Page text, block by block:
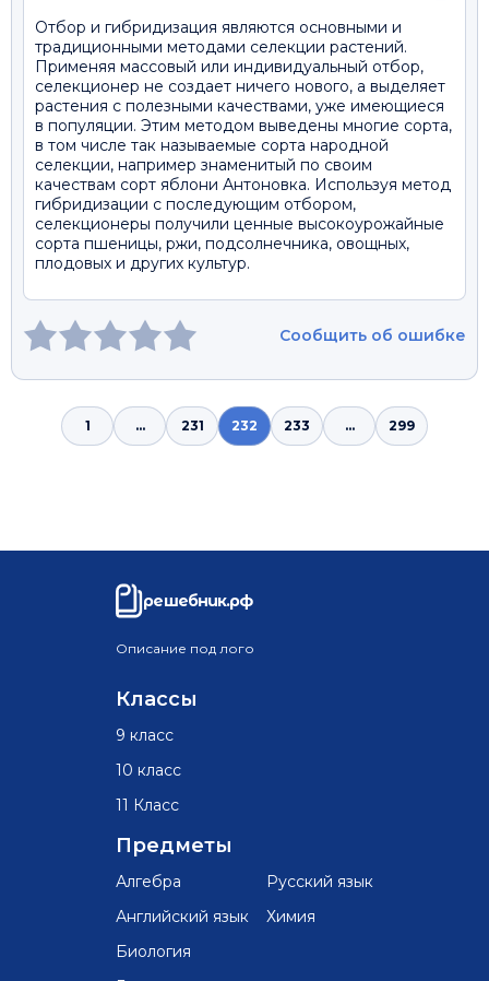
Отбор и гибридизация являются основными и
традиционными методами селекции растений.
Применяя массовый или индивидуальный отбор,
селекционер не создает ничего нового, а выделяет
растения с полезными качествами, уже имеющиеся
в популяции. Этим методом выведены многие сорта,
в том числе так называемые сорта народной
селекции, например знаменитый по своим
качествам сорт яблони Антоновка. Используя метод
гибридизации с последующим отбором,
селекционеры получили ценные высокоурожайные
сорта пшеницы, ржи, подсолнечника, овощных,
плодовых и других культур.
Сообщить об ошибке
1 ... 231 232 233 ... 299
решебник.рф
Описание под лого
Классы
9 класс
10 класс
11 Класс
Предметы
Алгебра
Английский язык
Биология
Русский язык
Химия